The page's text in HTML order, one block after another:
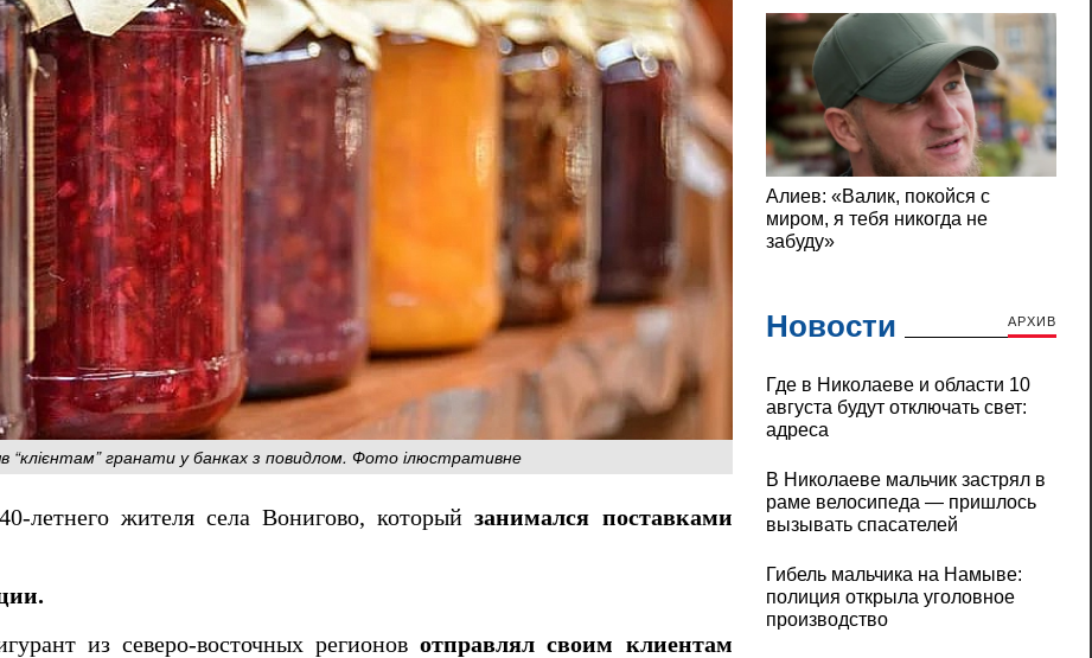
“клієнтам” гранати у банках з повидлом. Фото ілюстративне
летнего жителя села Вонигово, которыйзанимался поставками
из северо-восточных регионовотправлял своим клиентам
Новости АРХИВ
Где в Николаеве и области 10
августа будут отключать свет:
адреса
В Николаеве мальчик застрял в
раме велосипеда — пришлось
вызывать спасателей
Гибель мальчика на Намыве:
полиция открыла уголовное
производство